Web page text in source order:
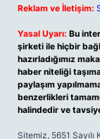
Reklam ve İletişim:
Yasal Uyarı: Bu
şirketi ile hiçbir
hazırladığımız
haber niteliği
paylaşım
benzerlikleri
halindedir ve
Sitemiz, 5651